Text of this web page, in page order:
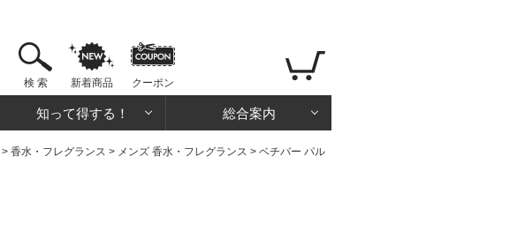
検 索 新着商品 クーポン
知って得する！ 総合案内
> 香水・フレグランス > メンズ 香水・フレグランス > ベチバー パル